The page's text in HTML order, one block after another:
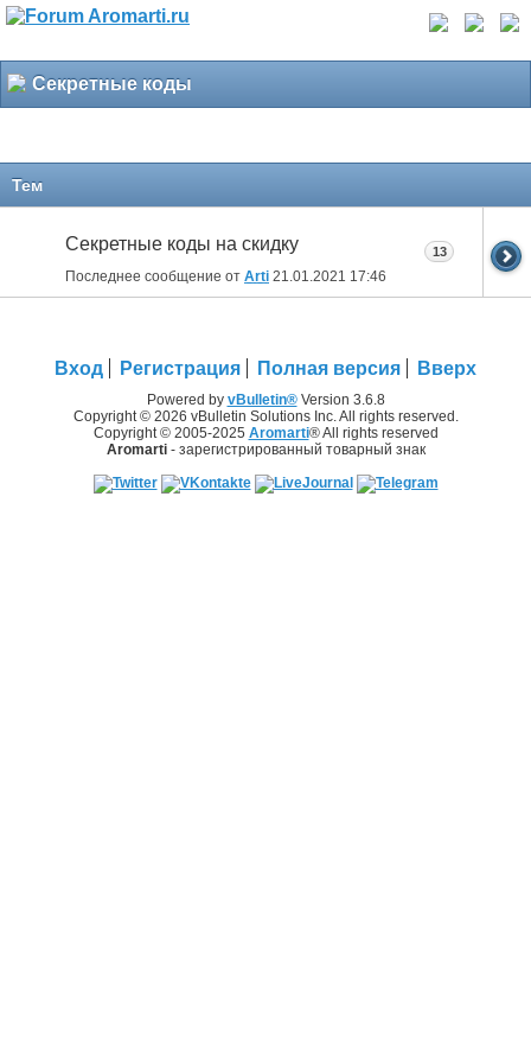
Секретные коды
Тем
Секретные коды на скидку
Последнее сообщение от Arti 21.01.2021 17:46
13
Вход Регистрация Полная версия Вверх
Powered by vBulletin®Version 3.6.8
Copyright © 2026 vBulletin Solutions Inc. All rights reserved.
Copyright © 2005-2025 Aromarti® All rights reserved
Aromarti- зарегистрированный товарный знак